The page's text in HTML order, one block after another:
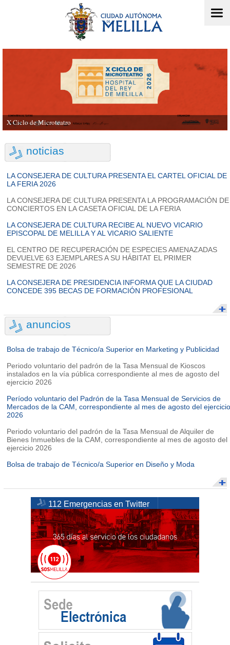
X Ciclo de Microteatro
noticias
LA CONSEJERA DE CULTURA PRESENTA EL CARTEL OFICIAL DE
LA FERIA 2026
LA CONSEJERA DE CULTURA PRESENTA LA PROGRAMACIÓN DE
CONCIERTOS EN LA CASETA OFICIAL DE LA FERIA
LA CONSEJERA DE CULTURA RECIBE AL NUEVO VICARIO
EPISCOPAL DE MELILLA Y AL VICARIO SALIENTE
EL CENTRO DE RECUPERACIÓN DE ESPECIES AMENAZADAS
DEVUELVE 63 EJEMPLARES A SU HÁBITAT EL PRIMER
SEMESTRE DE 2026
LA CONSEJERA DE PRESIDENCIA INFORMA QUE LA CIUDAD
CONCEDE 395 BECAS DE FORMACIÓN PROFESIONAL
anuncios
Bolsa de trabajo de Técnico/a Superior en Marketing y Publicidad
Periodo voluntario del padrón de la Tasa Mensual de Kioscos
instalados en la vía pública correspondiente al mes de agosto del
ejercicio 2026
Período voluntario del Padrón de la Tasa Mensual de Servicios de
Mercados de la CAM, correspondiente al mes de agosto del ejercicio
2026
Periodo voluntario del padrón de la Tasa Mensual de Alquiler de
Bienes Inmuebles de la CAM, correspondiente al mes de agosto del
ejercicio 2026
Bolsa de trabajo de Técnico/a Superior en Diseño y Moda
112 Emergencias en Twitter